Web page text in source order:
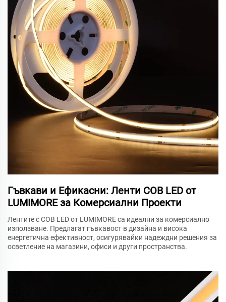
Гъвкави и Ефикасни: Ленти COB LED от
LUMIMORE за Комерсиални Проекти
Лентите с COB LED от LUMIMORE са идеални за комерсиално
използване. Предлагат гъвкавост в дизайна и висока
енергетична ефективност, осигурявайки надеждни решения за
осветление на магазини, офиси и други пространства.